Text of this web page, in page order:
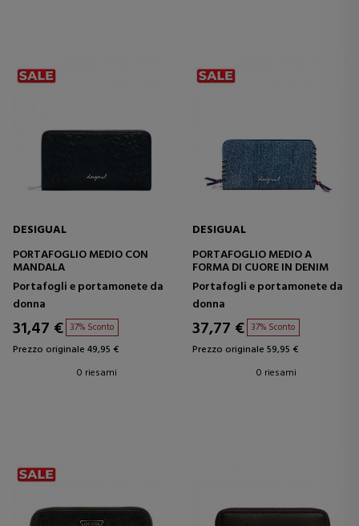
DESIGUAL
PORTAFOGLIO MEDIO CON
MANDALA
Portafogli e portamonete da
donna
31,47 € 37% Sconto
Prezzo originale 49,95 €
0 riesami
DESIGUAL
PORTAFOGLIO MEDIO A
FORMA DI CUORE IN DENIM
Portafogli e portamonete da
donna
37,77 € 37% Sconto
Prezzo originale 59,95 €
0 riesami